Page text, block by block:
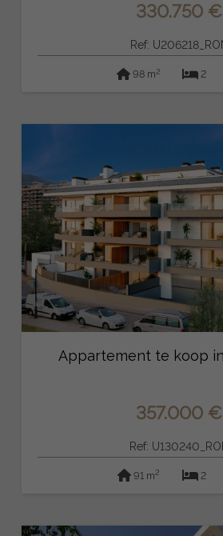
330.750 €
Ref:
98 m2 2
Appartement te koop
357.000 €
Ref:
91 m2 2